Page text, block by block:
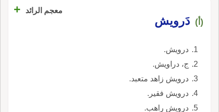
معجم الرائد +
(أ) دَرويش
درويش.
ج، دراويش.
درويش زاهد متعبد.
درويش فقير.
درويش راهب.